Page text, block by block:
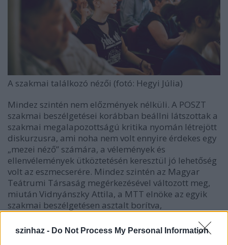
szinhaz - Do Not Process My Personal Information
A szakmai találkozó nézői (fotó: Hegyi Júlia)
Mindez szintén nem előzmények nélküli. A POSZT
szakmai beszélgetései korábban beállni látszottak a
szakmai megalapozottságú kritika nyomán létrejött
diskurzusra, ami noha nem volt ennyire érdekes egy
„mezei néző” számára, a vélemények és
ellenvélemények ütköztetésén keresztül jó lehetőség
volt az eszmecserére. Mindez szintén az Magyar
Teátrumi Társaság megérkezésével változott meg,
miután Vidnyánszky Attila, a MTT elnöke az egyik
szakmai beszélgetésen asztalt borítva,
felháborodottan hagyta el a rendezvényt, a
következő években a kritikai hang lehetőségét a
résztvevő társulatok által felkért, nem ritkán